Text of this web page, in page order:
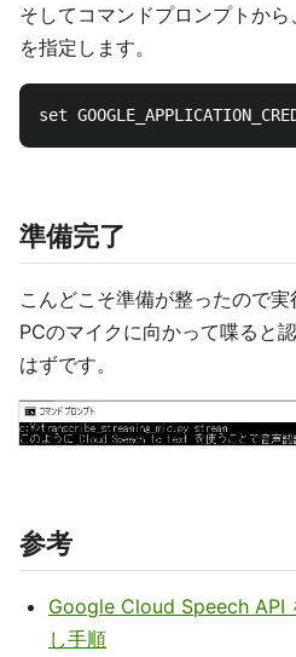
そしてコマンドプロンプトか
を指定します。
準備完了
こんどこそ準備が整ったので実
PCのマイクに向かって喋ると
はずです。
参考
Google Cloud Speech API
し手順